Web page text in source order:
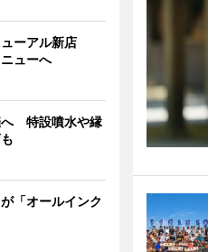
ーアル新店
ューへ
へ 特設噴水や縁
「オールインク